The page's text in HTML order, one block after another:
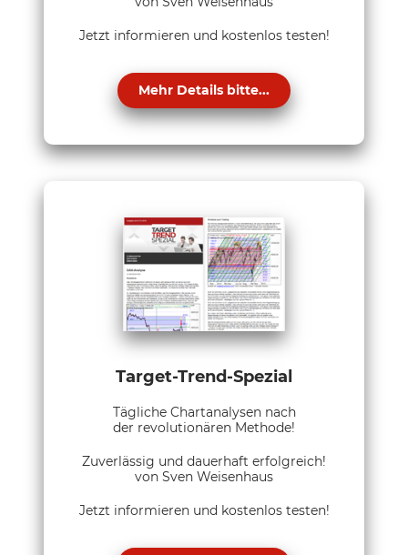
Jetzt informieren und kostenlos testen!
Mehr Details bitte...
Target-Trend-Spezial
Tägliche Chartanalysen nach
der revolutionären Methode!
Zuverlässig und dauerhaft erfolgreich!
von Sven Weisenhaus
Jetzt informieren und kostenlos testen!